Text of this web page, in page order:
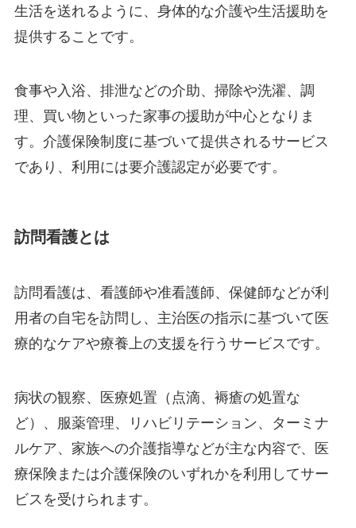
生活を送れるように、身体的な介護や生活援助を
提供することです。
食事や入浴、排泄などの介助、掃除や洗濯、調
理、買い物といった家事の援助が中心となりま
す。介護保険制度に基づいて提供されるサービス
であり、利用には要介護認定が必要です。
訪問看護とは
訪問看護は、看護師や准看護師、保健師などが利
用者の自宅を訪問し、主治医の指示に基づいて医
療的なケアや療養上の支援を行うサービスです。
病状の観察、医療処置（点滴、褥瘡の処置な
ど）、服薬管理、リハビリテーション、ターミナ
ルケア、家族への介護指導などが主な内容で、医
療保険または介護保険のいずれかを利用してサー
ビスを受けられます。